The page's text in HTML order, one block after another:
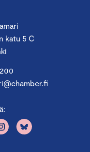
katu 5 C